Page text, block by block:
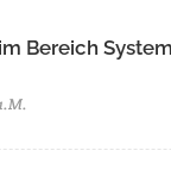
Bereich